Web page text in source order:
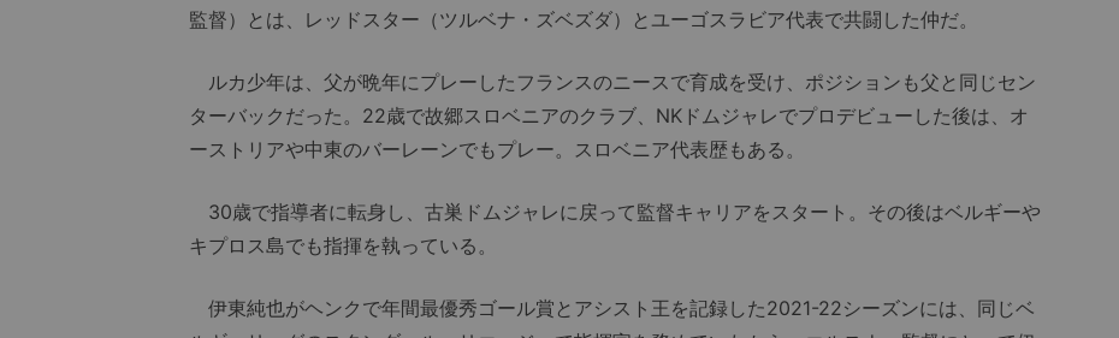
監督）とは、レッドスター（ツルベナ・ズベズダ）とユーゴスラビア代表で共闘した仲だ。
ルカ少年は、父が晩年にプレーしたフランスのニースで育成を受け、ポジションも父と同じセン
ターバックだった。22歳で故郷スロベニアのクラブ、NKドムジャレでプロデビューした後は、オ
ーストリアや中東のバーレーンでもプレー。スロベニア代表歴もある。
30歳で指導者に転身し、古巣ドムジャレに戻って監督キャリアをスタート。その後はベルギーや
キプロス島でも指揮を執っている。
伊東純也がヘンクで年間最優秀ゴール賞とアシスト王を記録した2021-22シーズンには、同じベ